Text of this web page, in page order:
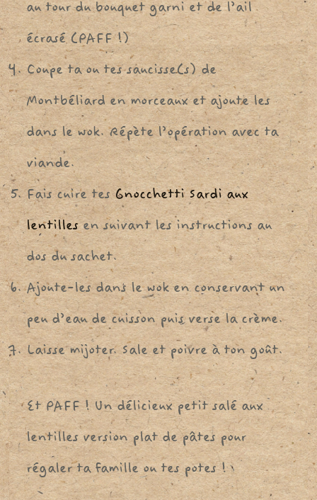
au tour du bouquet garni et de l’ail
écrasé (PAFF !)
Coupe ta ou tes saucisse(s) de
Montbéliard en morceaux et ajoute les
dans le wok. Répète l’opération avec ta
viande.
Fais cuire tesGnocchetti Sardi aux
lentillesen suivant les instructions au
dos du sachet.
Ajoute-les dans le wok en conservant un
peu d’eau de cuisson puis verse la crème.
Laisse mijoter. Sale et poivre à ton goût.
Et PAFF ! Un délicieux petit salé aux
lentilles version plat de pâtes pour
régaler ta famille ou tes potes !